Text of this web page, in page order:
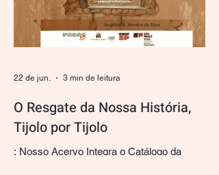
lançamento do vídeo documentário
"Histórias e Memórias Simonenses".
Produzido com o valioso fomento da Lei
O Resgate da Nossa História,
Tijolo por Tijolo
: Nosso Acervo Integra o Catálogo da
22 de jun. 3 min de leitura